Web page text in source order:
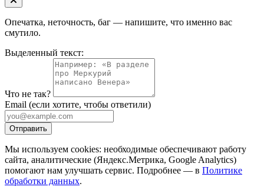
Опечатка, неточность, баг — напишите, что именно вас
смутило.
Выделенный текст:
Что не так?
Email (если хотите, чтобы ответили)
Отправить
Мы используем cookies: необходимые обеспечивают работу
сайта, аналитические (Яндекс.Метрика, Google Analytics)
помогают нам улучшать сервис. Подробнее — в Политике
обработки данных.